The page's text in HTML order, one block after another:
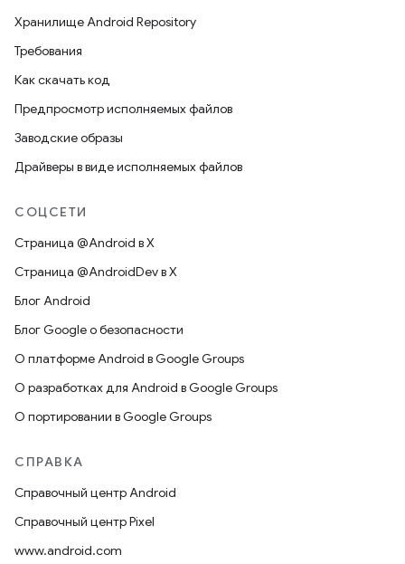
Хранилище Android Repository
Требования
Как скачать код
Предпросмотр исполняемых файлов
Заводские образы
Драйверы в виде исполняемых файлов
СОЦСЕТИ
Страница @Android в X
Страница @AndroidDev в X
Блог Android
Блог Google о безопасности
О платформе Android в Google Groups
О разработках для Android в Google Groups
О портировании в Google Groups
СПРАВКА
Справочный центр Android
Справочный центр Pixel
www.android.com